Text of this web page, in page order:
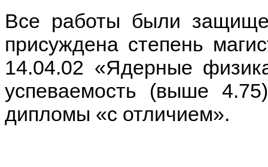
Все работы были
присуждена степень
14.04.02 «Ядерные
успеваемость (выше
дипломы «с отличием».